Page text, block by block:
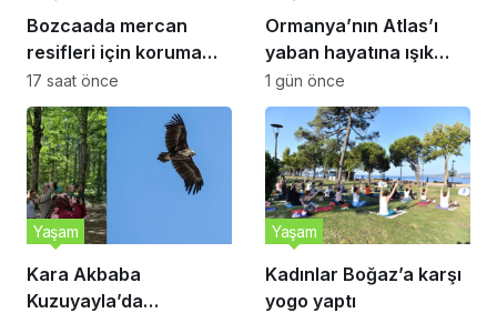
Bozcaada mercan
resifleri için koruma
seferberliği
17 saat önce
Ormanya’nın Atlas’ı
yaban hayatına ışık
tutacak
1 gün önce
Kara Akbaba
Kuzuyayla’da
Yaşam
Kadınlar Boğaz’a karşı
yogo yaptı
Yaşam